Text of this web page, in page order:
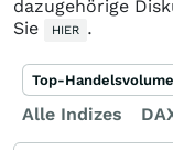
dazugehörige
Sie
HIER .
Alle Indizes
Top-